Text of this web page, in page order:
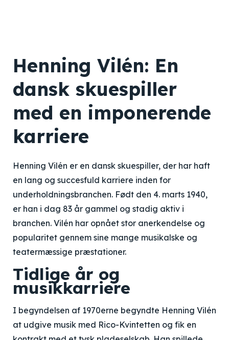
Henning Vilén: En
dansk skuespiller
med en imponerende
karriere
Henning Vilén er en dansk skuespiller, der har haft
en lang og succesfuld karriere inden for
underholdningsbranchen. Født den 4. marts 1940,
er han i dag 83 år gammel og stadig aktiv i
branchen. Vilén har opnået stor anerkendelse og
popularitet gennem sine mange musikalske og
teatermæssige præstationer.
Tidlige år og
musikkarriere
I begyndelsen af 1970erne begyndte Henning Vilén
at udgive musik med Rico-Kvintetten og fik en